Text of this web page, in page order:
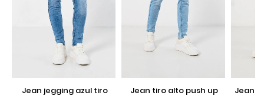
jean jegging azul tiro
jean tiro alto push up
jean push up negro con